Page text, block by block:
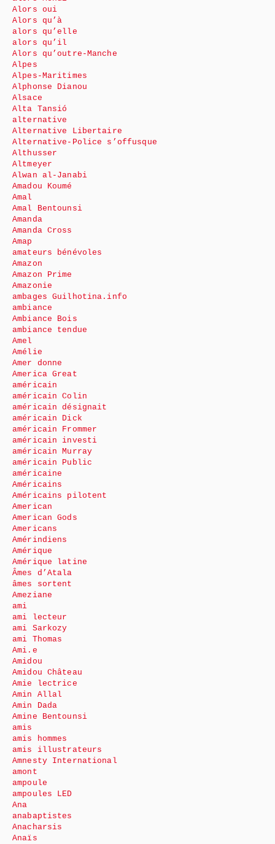
Alors oui
Alors qu’à
alors qu’elle
alors qu’il
Alors qu’outre-Manche
Alpes
Alpes-Maritimes
Alphonse Dianou
Alsace
Alta Tansió
alternative
Alternative Libertaire
Alternative-Police s’offusque
Althusser
Altmeyer
Alwan al-Janabi
Amadou Koumé
Amal
Amal Bentounsi
Amanda
Amanda Cross
Amap
amateurs bénévoles
Amazon
Amazon Prime
Amazonie
ambages Guilhotina.info
ambiance
Ambiance Bois
ambiance tendue
Amel
Amélie
Amer donne
America Great
américain
américain Colin
américain désignait
américain Dick
américain Frommer
américain investi
américain Murray
américain Public
américaine
Américains
Américains pilotent
American
American Gods
Americans
Amérindiens
Amérique
Amérique latine
Âmes d’Atala
âmes sortent
Ameziane
ami
ami lecteur
ami Sarkozy
ami Thomas
Ami.e
Amidou
Amidou Château
Amie lectrice
Amin Allal
Amin Dada
Amine Bentounsi
amis
amis hommes
amis illustrateurs
Amnesty International
amont
ampoule
ampoules LED
Ana
anabaptistes
Anacharsis
Anaïs